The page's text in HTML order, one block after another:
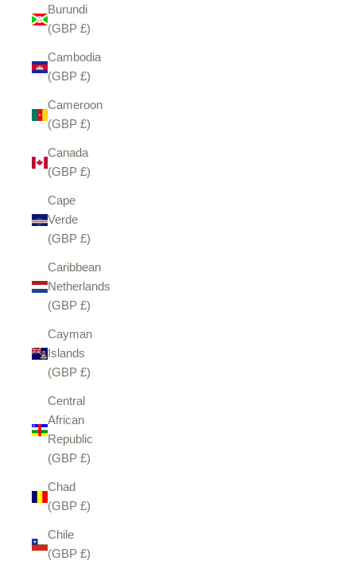
Burundi
(GBP £)
Cambodia
(GBP £)
Cameroon
(GBP £)
Canada
(GBP £)
Cape
Verde
(GBP £)
Caribbean
Netherlands
(GBP £)
Cayman
Islands
(GBP £)
Central
African
Republic
(GBP £)
Chad
(GBP £)
Chile
(GBP £)